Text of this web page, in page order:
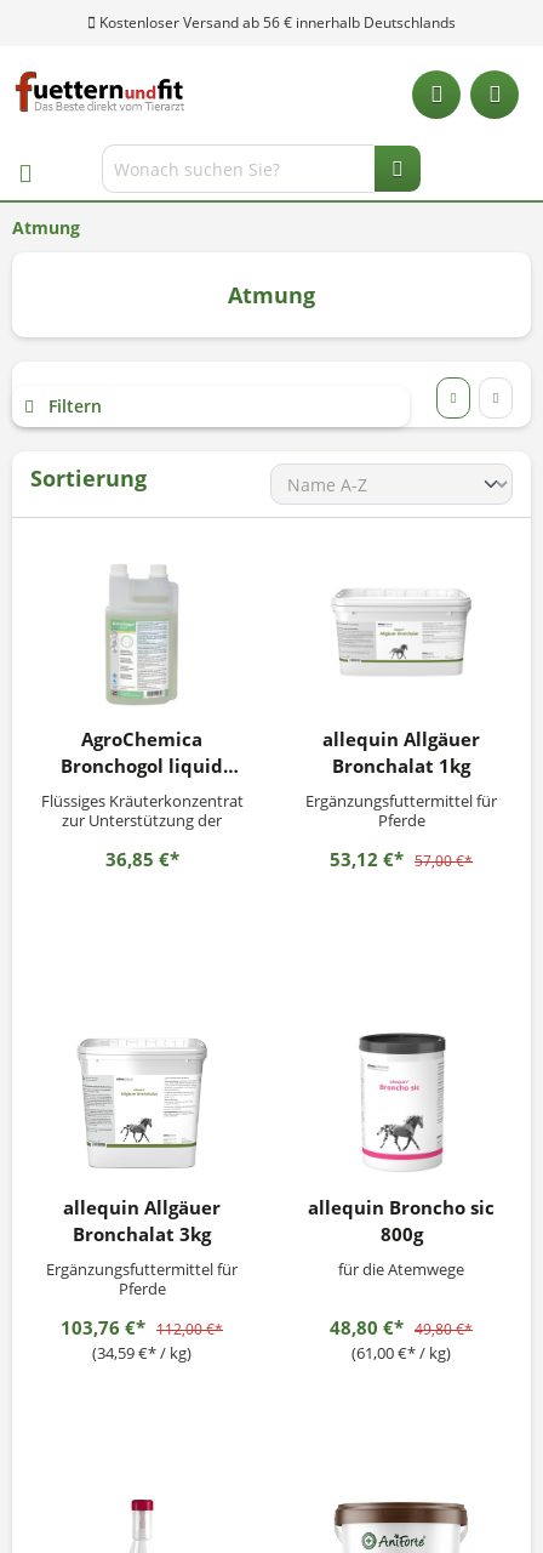
Unsere Hotline: 0 28 04 - 18 29
Atmung
Atmung
Filtern
Sortierung
AgroChemica
Bronchogol liquid
1000ml
Flüssiges Kräuterkonzentrat
zur Unterstützung der
36,85 €*
allequin Allgäuer
Bronchalat 1kg
Ergänzungsfuttermittel für
Pferde
53,12 €* 57,00 €*
allequin Allgäuer
Bronchalat 3kg
Ergänzungsfuttermittel für
Pferde
103,76 €* 112,00 €*
(34,59 €* / kg)
allequin Broncho sic
800g
für die Atemwege
48,80 €* 49,80 €*
(61,00 €* / kg)